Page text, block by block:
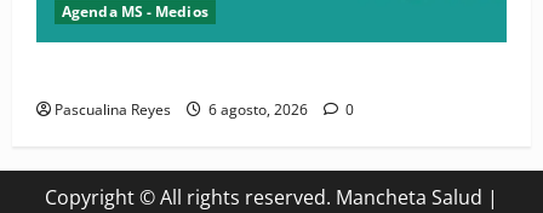
Agenda MS - Medios
Pascualina Reyes 6 agosto, 2026 0
Copyright © All rights reserved. Mancheta Salud |